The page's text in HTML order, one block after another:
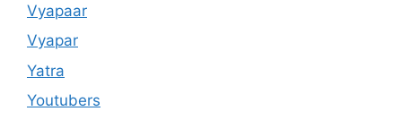
Vyapaar
Vyapar
Yatra
Youtubers